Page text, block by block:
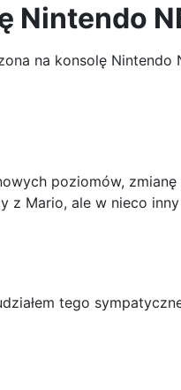
Nintendo
na konsolę Nintendo
poziomów,
z Mario, ale w nieco
tego